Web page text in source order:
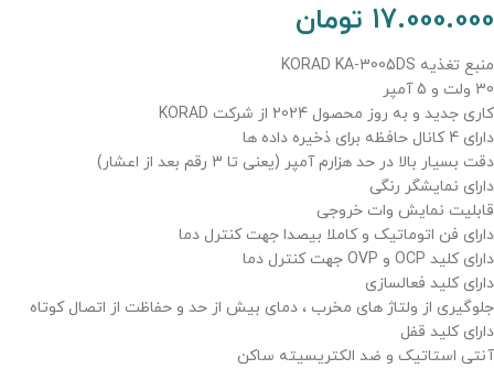
17.000.000 تومان
منبع تغذیه KORAD KA-3005DS
30 ولت و 5 آمپر
کاری جدید و به روز محصول 2024 از شرکت KORAD
دارای 4 کانال حافظه برای ذخیره داده ها
دقت بسیار بالا در حد هزارم آمپر (یعنی تا 3 رقم بعد از اعشار)
دارای نمایشگر رنگی
قابلیت نمایش وات خروجی
دارای فن اتوماتیک و کاملا بیصدا جهت کنترل دما
دارای کلید OCP و OVP جهت کنترل دما
دارای کلید فعالسازی
جلوگیری از ولتاژ های مخرب ، دمای بیش از حد و حفاظت از اتصال کوتاه
دارای کلید قفل
آنتی استاتیک و ضد الکتریسیته ساکن